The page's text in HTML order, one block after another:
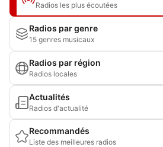
Radios les plus écoutées
Radios par genre
15 genres musicaux
Radios par région
Radios locales
Actualités
Radios d'actualité
Recommandés
Liste des meilleures radios